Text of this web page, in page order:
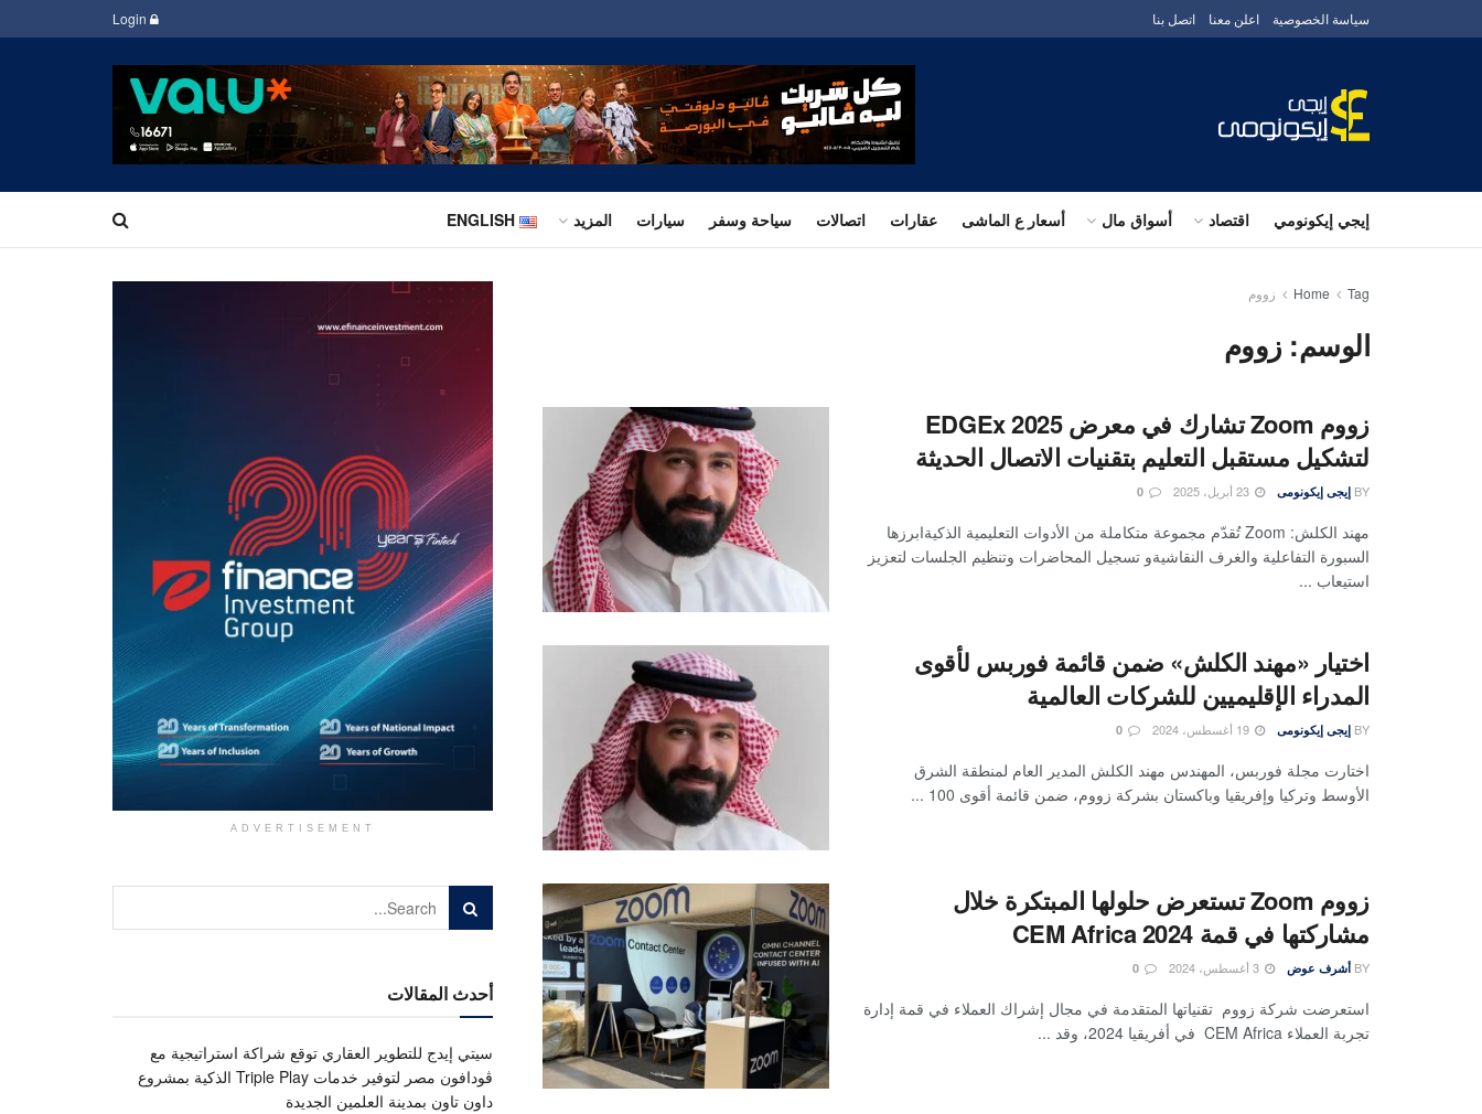
سياسة الخصوصية اعلن معنا اتصل بنا
إيجي إيكونومي اقتصاد أسواق مال أسعار ع الماشى عقارات اتصالات سياحة وسفر سيارات المزيد ENGLISH
Home Tag زووم
الوسم: زووم
زووم Zoom تشارك في معرض EDGEx 2025
لتشكيل مستقبل التعليم بتقنيات الاتصال الحديثة
BY إيجى إيكونومى
مهند الكلش: Zoom تُقدّم مجموعة متكاملة من الأدوات التعليمية الذكيةابرزها
السبورة التفاعلية والغرف النقاشيةو تسجيل المحاضرات وتنظيم الجلسات لتعزيز
استيعاب ...
‏اختيار «مهند الكلش» ضمن قائمة فوربس لأقوى
المدراء الإقليميين للشركات العالمية
BY إيجى إيكونومى
اختارت مجلة فوربس، المهندس مهند الكلش المدير العام لمنطقة الشرق
الأوسط وتركيا وإفريقيا وباكستان بشركة زووم، ضمن قائمة أقوى 100 ...
زووم Zoom تستعرض حلولها المبتكرة خلال
مشاركتها في قمة CEM Africa 2024
BY أشرف عوض
استعرضت شركة زووم تقنياتها المتقدمة في مجال إشراك العملاء في قمة إدارة
تجربة العملاء CEM Africa في أفريقيا 2024، وقد ...
ADVERTISEMENT
أحدث المقالات
سيتي إيدج للتطوير العقاري توقع شراكة استراتيجية مع
ڤودافون مصر لتوفير خدمات Triple Play الذكية بمشروع
داون تاون بمدينة العلمين الجديدة